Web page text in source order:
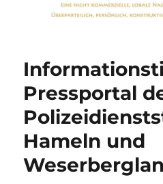
Pressportal
Hameln und